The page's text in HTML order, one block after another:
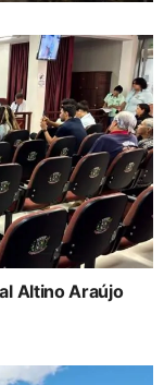
Altino Araújo